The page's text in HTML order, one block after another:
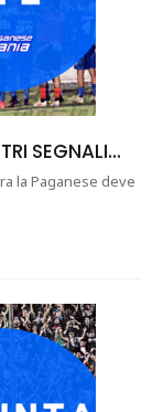
SEGNALI...
la Paganese deve